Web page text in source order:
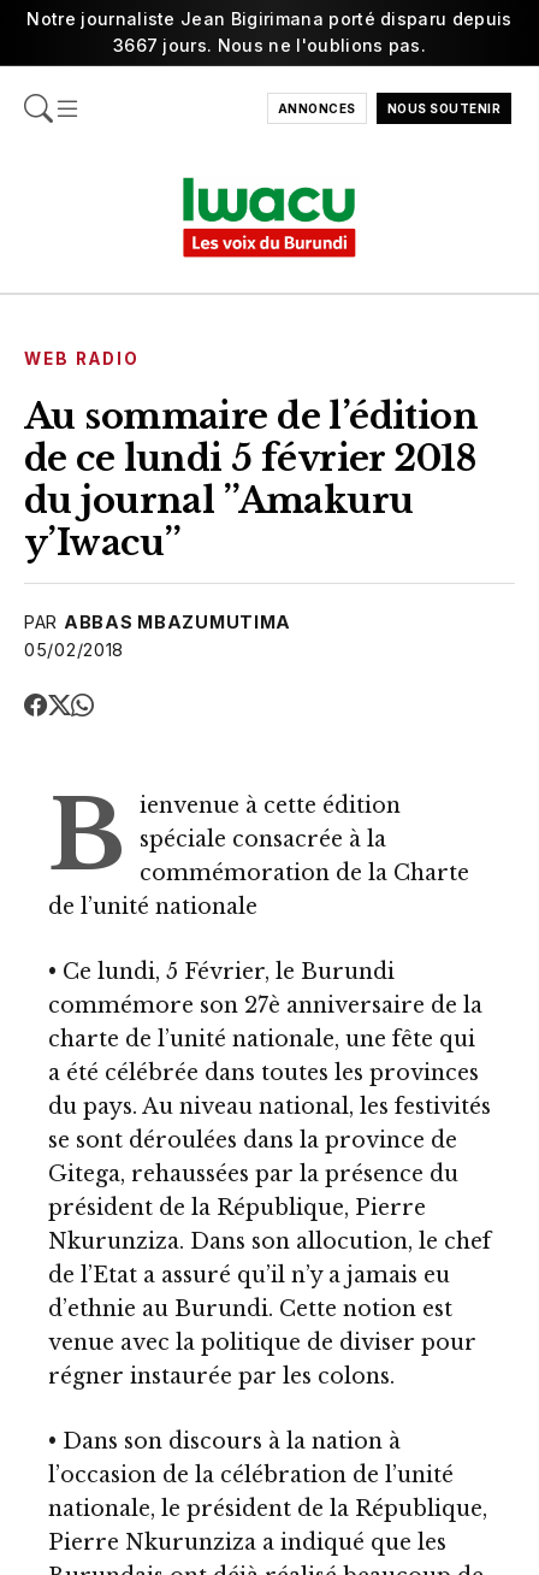
Notre journaliste Jean Bigirimana porté disparu depuis
3667 jours. Nous ne l'oublions pas.
ANNONCES NOUS SOUTENIR
WEB RADIO
Au sommaire de l’édition
de ce lundi 5 février 2018
du journal ’’Amakuru
y’Iwacu’’
PAR ABBAS MBAZUMUTIMA
05/02/2018
B
ienvenue à cette édition
spéciale consacrée à la
commémoration de la Charte
de l’unité nationale
• Ce lundi, 5 Février, le Burundi
commémore son 27è anniversaire de la
charte de l’unité nationale, une fête qui
a été célébrée dans toutes les provinces
du pays. Au niveau national, les festivités
se sont déroulées dans la province de
Gitega, rehaussées par la présence du
président de la République, Pierre
Nkurunziza. Dans son allocution, le chef
de l’Etat a assuré qu’il n’y a jamais eu
d’ethnie au Burundi. Cette notion est
venue avec la politique de diviser pour
régner instaurée par les colons.
• Dans son discours à la nation à
l’occasion de la célébration de l’unité
nationale, le président de la République,
Pierre Nkurunziza a indiqué que les